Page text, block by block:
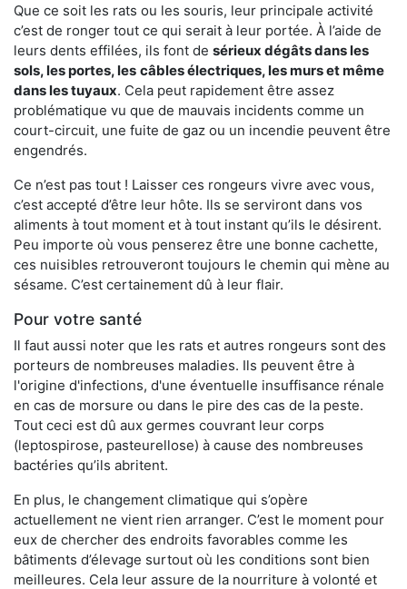
Que ce soit les rats ou les souris, leur principale activité
c’est de ronger tout ce qui serait à leur portée. À l’aide de
leurs dents effilées, ils font de sérieux dégâts dans les
sols, les portes, les câbles électriques, les murs et même
dans les tuyaux. Cela peut rapidement être assez
problématique vu que de mauvais incidents comme un
court-circuit, une fuite de gaz ou un incendie peuvent être
engendrés.
Ce n’est pas tout ! Laisser ces rongeurs vivre avec vous,
c’est accepté d’être leur hôte. Ils se serviront dans vos
aliments à tout moment et à tout instant qu’ils le désirent.
Peu importe où vous penserez être une bonne cachette,
ces nuisibles retrouveront toujours le chemin qui mène au
sésame. C’est certainement dû à leur flair.
Pour votre santé
Il faut aussi noter que les rats et autres rongeurs sont des
porteurs de nombreuses maladies. Ils peuvent être à
l'origine d'infections, d'une éventuelle insuffisance rénale
en cas de morsure ou dans le pire des cas de la peste.
Tout ceci est dû aux germes couvrant leur corps
(leptospirose, pasteurellose) à cause des nombreuses
bactéries qu’ils abritent.
En plus, le changement climatique qui s’opère
actuellement ne vient rien arranger. C’est le moment pour
eux de chercher des endroits favorables comme les
bâtiments d’élevage surtout où les conditions sont bien
meilleures. Cela leur assure de la nourriture à volonté et